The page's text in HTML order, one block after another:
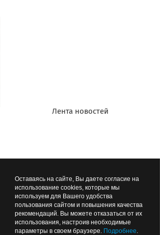
Лента новостей
Оставаясь на сайте, Вы даете согласие на
использование cookies, которые мы
используем для Вашего удобства
пользования сайтом и повышения качества
рекомендаций. Вы можете отказаться от их
использования, настроив необходимые
параметры в своем браузере. Подробнее.